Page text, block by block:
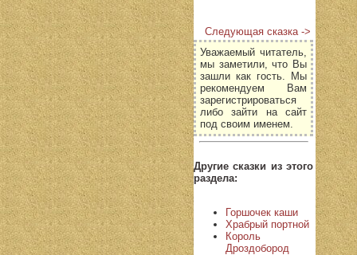
Следующая сказка ->
Уважаемый читатель,
мы заметили, что Вы
зашли как гость. Мы
рекомендуем Вам
зарегистрироваться
либо зайти на сайт
под своим именем.
Другие сказки из этого
раздела:
Горшочек каши
Храбрый портной
Король
Дроздобород